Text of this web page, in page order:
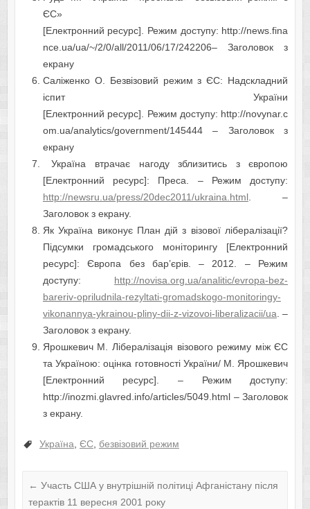
ЄС»
[Електронний ресурс]. Режим доступу: http://news.fina
nce.ua/ua/~/2/0/all/2011/06/17/242206– Заголовок з
екрану
Саліженко О. Безвізовий режим з ЄС: Надскладний
іспит України
[Електронний ресурс]. Режим доступу: http://novynar.c
om.ua/analytics/government/145444 – Заголовок з
екрану
Україна втрачає нагоду зблизитись з європою
[Електронний ресурс]: Преса. – Режим доступу:
http://newsru.ua/press/20dec2011/ukraina.html. –
Заголовок з екрану.
Як Україна виконує План дій з візової лібералізації?
Підсумки громадського моніторингу [Електронний
ресурс]: Європа без бар’єрів. – 2012. – Режим
доступу: http://novisa.org.ua/analitic/evropa-bez-
bareriv-opriludnila-rezyltati-gromadskogo-monitoringy-
vikonannya-ykrainou-pliny-dii-z-vizovoi-liberalizacii/ua. –
Заголовок з екрану.
Ярошкевич М. Лібералізація візового режиму між ЄС
та Україною: оцінка готовності України/ М. Ярошкевич
[Електронний ресурс]. – Режим доступу:
http://inozmi.glavred.info/articles/5049.html – Заголовок
з екрану.
Україна, ЄС, безвізовий режим
← Участь США у внутрішній політиці Афганістану після
терактів 11 вересня 2001 року